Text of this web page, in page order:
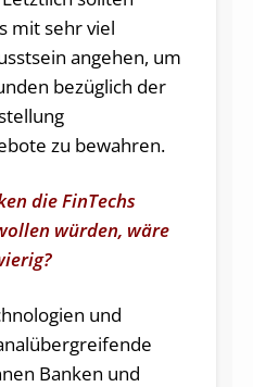
mit sehr viel
angehen, um
bezüglich der
zu bewahren.
die FinTechs
würden, wäre
und
Banken und